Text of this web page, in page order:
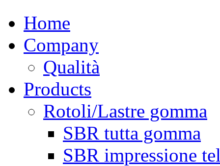
Home
Company
Qualità
Products
Rotoli/Lastre gomma
SBR tutta gomma
SBR impressione